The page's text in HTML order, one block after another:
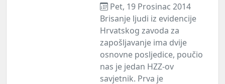
Pet, 19 Prosinac 2014
Brisanje ljudi iz evidencije
Hrvatskog zavoda za
zapošljavanje ima dvije
osnovne posljedice, poučio
nas je jedan HZZ-ov
savjetnik. Prva je